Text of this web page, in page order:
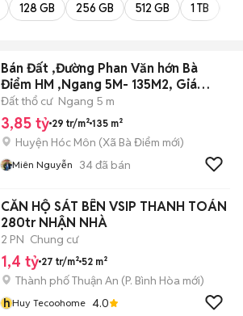
128 GB 256 GB 512 GB 1 TB
Bán Đất ,Đường Phan Văn hớn Bà
Điểm HM ,Ngang 5M- 135M2, Giá
:3.9Tỷ
Đất thổ cư Ngang 5 m
3,85 tỷ 29 tr/m² 135 m²
Huyện Hóc Môn (Xã Bà Điểm mới)
Miên Nguyễn 34đã bán
CĂN HỘ SÁT BÊN VSIP THANH TOÁN
280tr NHẬN NHÀ
2 PN Chung cư
1,4 tỷ 27 tr/m² 52 m²
Thành phố Thuận An (P. Bình Hòa mới)
hHuy Tecoohome 4.0